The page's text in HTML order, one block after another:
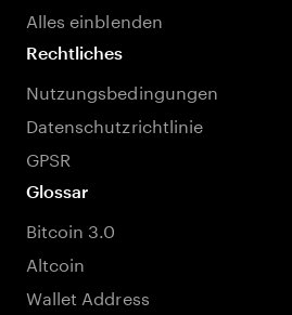
Alles einblenden
Rechtliches
Nutzungsbedingungen
Datenschutzrichtlinie
GPSR
Glossar
Bitcoin 3.0
Altcoin
Wallet Address